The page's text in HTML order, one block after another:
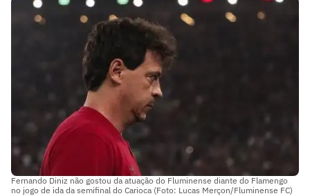
Fernando Diniz não gostou da atuação do Fluminense diante do Flamengo
no jogo de ida da semifinal do Carioca (Foto: Lucas Merçon/Fluminense FC)